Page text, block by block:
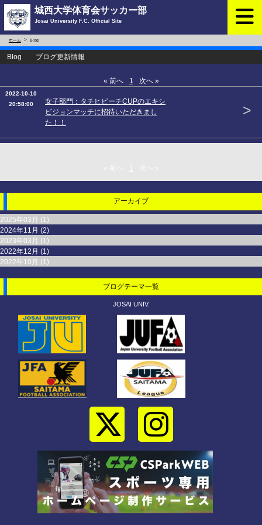
城西大学体育会サッカー部
Josai University F.C. Official Site
ホーム Blog
Blog ブログ更新情報
« 前へ 1 次へ »
2022-10-10
20:58:00
女子部門：タチヒビーチCUPのエキシ
ビジョンマッチに招待いただきまし
た！！
>
1
アーカイブ
2025年03月 (1)
2024年11月 (2)
2023年03月 (1)
2022年12月 (1)
2022年10月 (1)
ブログテーマ一覧
JOSAI UNIV.